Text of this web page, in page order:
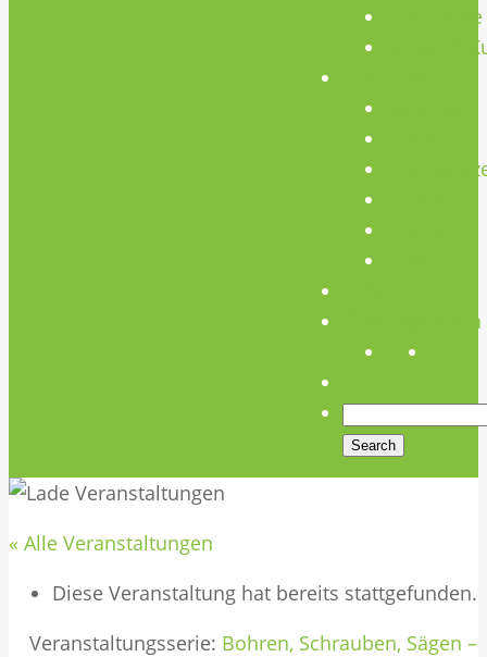
CNC Kurse
Schweiß-
Öffnungszeiten
« Alle Veranstaltungen
Diese Veranstaltung hat bereits stattgefunden.
Veranstaltungsserie: Bohren, Schrauben, Sägen –